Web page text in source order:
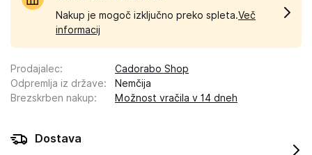
Nakup je mogoč izključno preko spleta.Več
informacij
Prodajalec:
Cadorabo Shop
Odpremlja iz države:
Nemčija
Brezskrben nakup: Možnost vračila v 14 dneh
Dostava